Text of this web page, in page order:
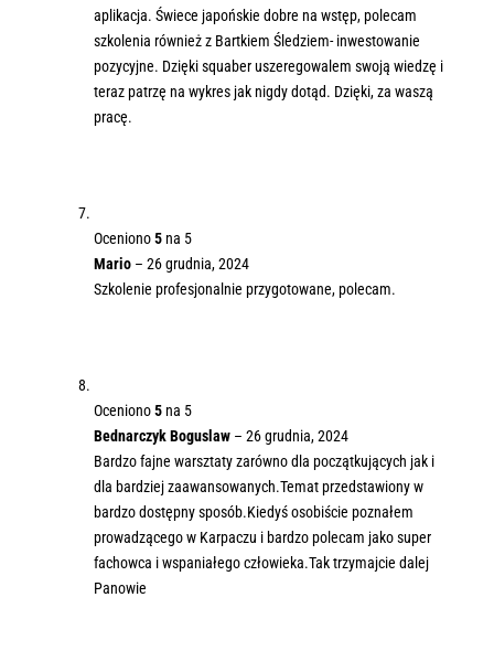
aplikacja. Świece japońskie dobre na wstęp, polecam
szkolenia również z Bartkiem Śledziem- inwestowanie
pozycyjne. Dzięki squaber uszeregowalem swoją wiedzę i
teraz patrzę na wykres jak nigdy dotąd. Dzięki, za waszą
pracę.
Oceniono5na 5
Mario – 26 grudnia, 2024
Szkolenie profesjonalnie przygotowane, polecam.
Oceniono5na 5
Bednarczyk Boguslaw – 26 grudnia, 2024
Bardzo fajne warsztaty zarówno dla początkujących jak i
dla bardziej zaawansowanych.Temat przedstawiony w
bardzo dostępny sposób.Kiedyś osobiście poznałem
prowadzącego w Karpaczu i bardzo polecam jako super
fachowca i wspaniałego człowieka.Tak trzymajcie dalej
Panowie